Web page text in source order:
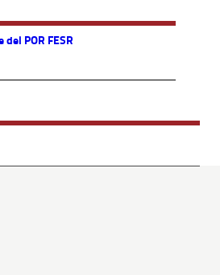
del POR FESR